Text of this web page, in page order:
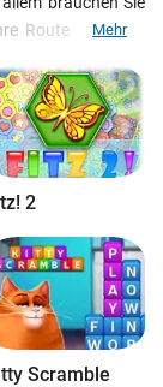
Route auf einer
jede Menge
Familie zeichnen
aus.
Mehr
2
Scramble